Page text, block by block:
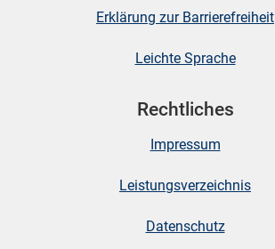
Erklärung zur Barrierefreiheit
Leichte Sprache
Rechtliches
Impressum
Leistungsverzeichnis
Datenschutz